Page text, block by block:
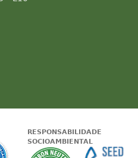
Google - Status do site no
Garantia de
RESPONSABILIDADE
SOCIOAMBIENTAL
A